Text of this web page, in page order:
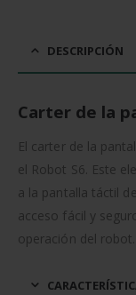
DESCRIPCIÓN
Carter de la
El carter de la
el Robot S6. Este
a la pantalla táctil
acceso fácil y
operación del robot.